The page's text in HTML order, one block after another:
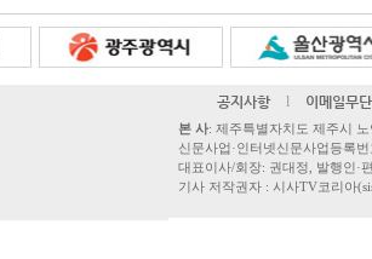
공지사항 l 이메일무
본 사: 제주특별자치도 제주시
신문사업·인터넷신문사업등록
대표이사/회장: 권대정, 발행인·
기사 저작권자 : 시사TV코리아